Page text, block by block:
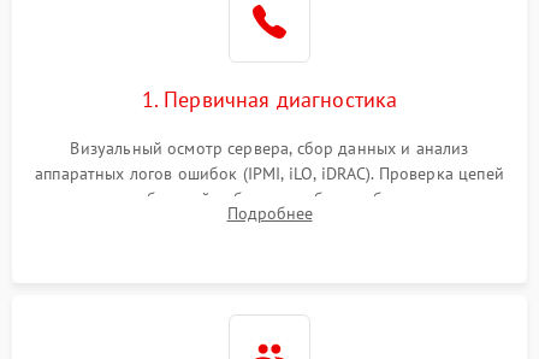
1. Первичная диагностика
Визуальный осмотр сервера, сбор данных и анализ
аппаратных логов ошибок (IPMI, iLO, iDRAC). Проверка цепей
питания и базовой работоспособности без вскрытия
корпуса для быстрой локализации сбоя.
Подробнее